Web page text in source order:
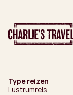
Type reizen
Lustrumreis